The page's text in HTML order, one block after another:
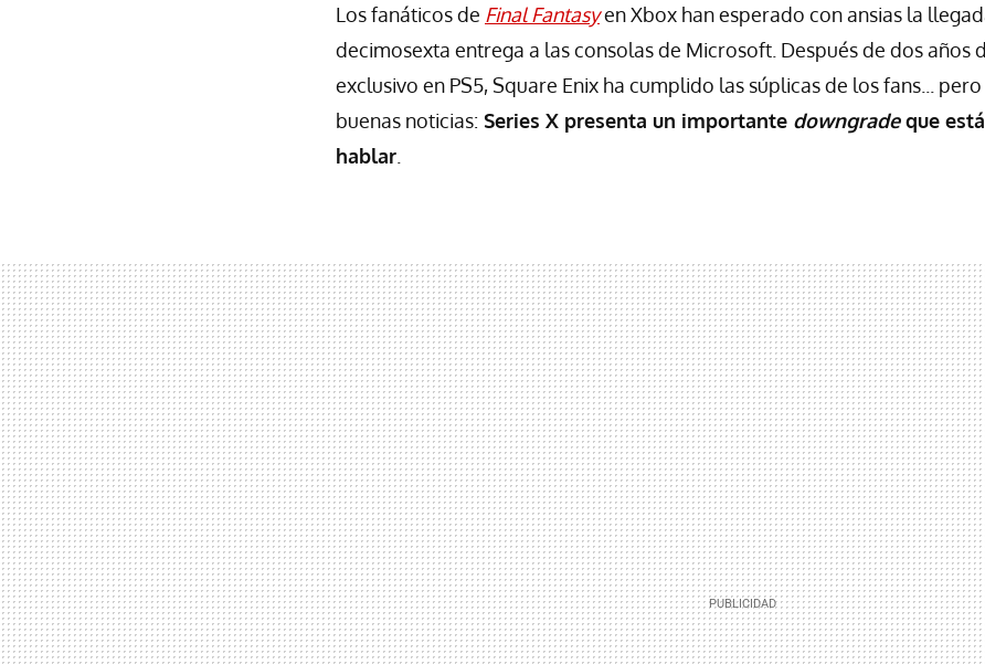
Los fanáticos de Final Fantasyen Xbox han esperado con ansias la
decimosexta entrega a las consolas de Microsoft. Después de dos años
exclusivo en PS5, Square Enix ha cumplido las súplicas de los fans...
buenas noticias: Series X presenta un importante downgradeque
hablar